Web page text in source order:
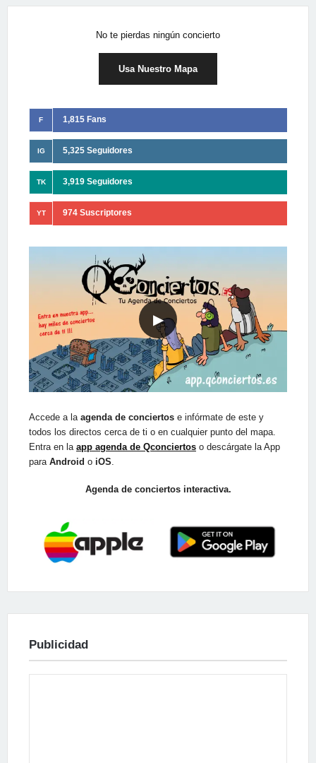
No te pierdas ningún concierto
Usa Nuestro Mapa
F 1,815 Fans
IG 5,325 Seguidores
TK 3,919 Seguidores
YT 974 Suscriptores
▶
Accede a la agenda de conciertos e infórmate de este y
todos los directos cerca de ti o en cualquier punto del mapa.
Entra en la app agenda de Qconciertos o descárgate la App
para Android o iOS
Agenda de conciertos interactiva.
Publicidad